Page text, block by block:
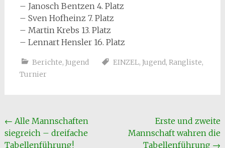
– Janosch Bentzen 4. Platz
– Sven Hofheinz 7. Platz
– Martin Krebs 13. Platz
– Lennart Hensler 16. Platz
Berichte, Jugend EINZEL, Jugend, Rangliste,
Turnier
Beitragsnavigation
← Alle Mannschaften
siegreich – dreifache
Tabellenführung!
Erste und zweite
Mannschaft wahren die
Tabellenführung →